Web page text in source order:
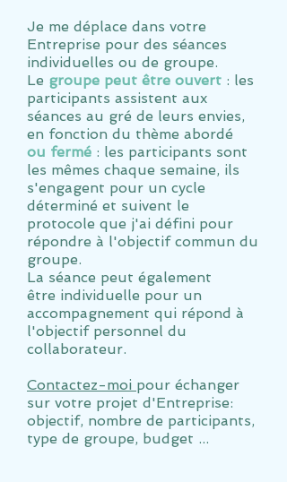
Je me déplace dans votre
Entreprise pour des séances
individuelles ou de groupe.
Le groupe peut être ouvert : les
participants assistent aux
séances au gré de leurs envies,
en fonction du thème abordé
ou fermé : les participants sont
les mêmes chaque semaine, ils
s'engagent pour un cycle
déterminé et suivent le
protocole que j'ai défini pour
répondre à l'objectif commun du
groupe.
La séance peut également
être individuelle pour un
accompagnement qui répond à
l'objectif personnel du
collaborateur.
Contactez-moi pour échanger
sur votre projet d'Entreprise:
objectif, nombre de participants,
type de groupe, budget ...